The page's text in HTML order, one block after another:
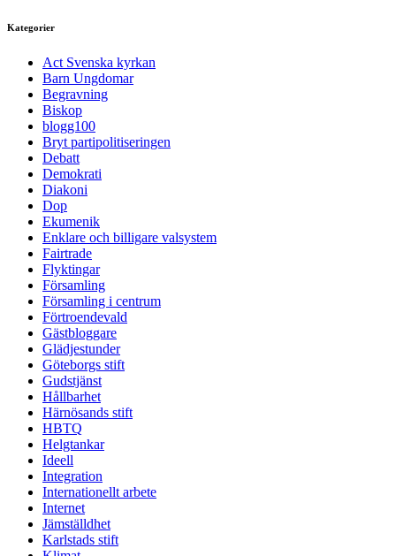
Kategorier
Act Svenska kyrkan
Barn Ungdomar
Begravning
Biskop
blogg100
Bryt partipolitiseringen
Debatt
Demokrati
Diakoni
Dop
Ekumenik
Enklare och billigare valsystem
Fairtrade
Flyktingar
Församling
Församling i centrum
Förtroendevald
Gästbloggare
Glädjestunder
Göteborgs stift
Gudstjänst
Hållbarhet
Härnösands stift
HBTQ
Helgtankar
Ideell
Integration
Internationellt arbete
Internet
Jämställdhet
Karlstads stift